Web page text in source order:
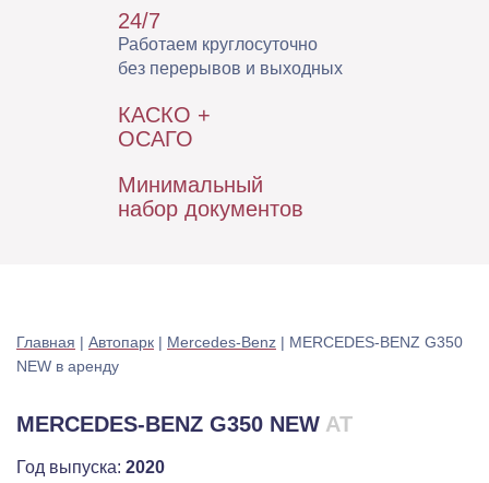
24/7
Работаем круглосуточно
без перерывов и выходных
КАСКО +
ОСАГО
Минимальный
набор документов
Главная | Автопарк | Mercedes-Benz | MERCEDES-BENZ G350
NEW в аренду
MERCEDES-BENZ G350 NEW AT
Год выпуска: 2020